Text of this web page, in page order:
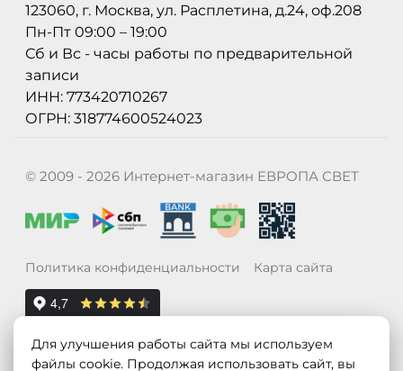
123060, г. Москва, ул. Расплетина, д.24, оф.208
Пн-Пт 09:00 – 19:00
Сб и Вс - часы работы по предварительной
записи
ИНН: 773420710267
ОГРН: 318774600524023
© 2009 - 2026 Интернет-магазин ЕВРОПА СВЕТ
Политика конфиденциальности Карта сайта
Для улучшения работы сайта мы используем
файлы cookie. Продолжая использовать сайт, вы